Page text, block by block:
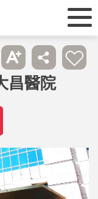
昌醫院